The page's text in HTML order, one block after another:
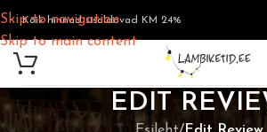
Skip to navigation
Skip to main content
Kõik hinnad sisaldavad KM 24%
EDIT